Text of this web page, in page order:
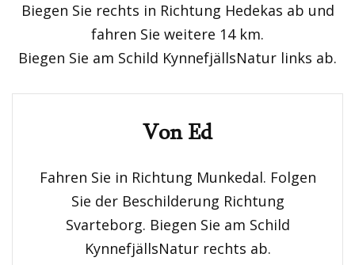
Biegen Sie rechts in Richtung Hedekas ab und
fahren Sie weitere 14 km.
Biegen Sie am Schild KynnefjällsNatur links ab.
Von Ed
Fahren Sie in Richtung Munkedal. Folgen
Sie der Beschilderung Richtung
Svarteborg. Biegen Sie am Schild
KynnefjällsNatur rechts ab.